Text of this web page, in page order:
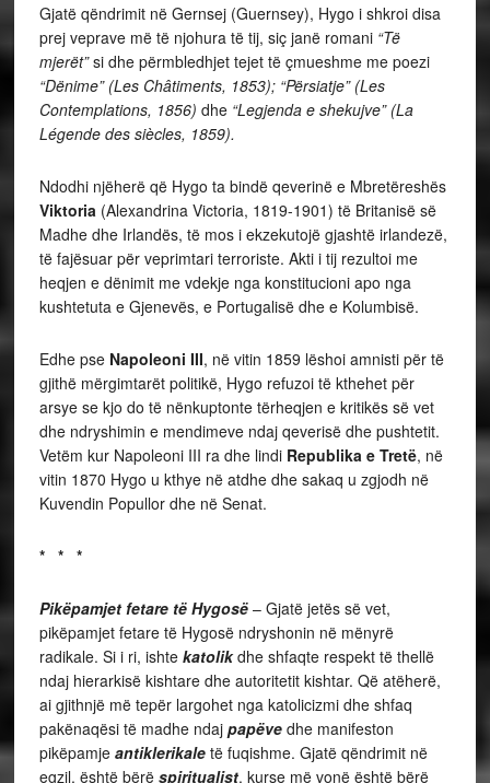
Gjatë qëndrimit në Gernsej (Guernsey), Hygo i shkroi disa
prej veprave më të njohura të tij, siç janë romani “Të
mjerët”si dhe përmbledhjet tejet të çmueshme me poezi
“Dënime” (Les Châtiments, 1853); “Përsiatje” (Les
Contemplations, 1856) dhe “Legjenda e shekujve” (La
Légende des siècles, 1859).
Ndodhi njëherë që Hygo ta bindë qeverinë e Mbretëreshës
Viktoria (Alexandrina Victoria, 1819-1901) të Britanisë së
Madhe dhe Irlandës, të mos i ekzekutojë gjashtë irlandezë,
të fajësuar për veprimtari terroriste. Akti i tij rezultoi me
heqjen e dënimit me vdekje nga konstitucioni apo nga
kushtetuta e Gjenevës, e Portugalisë dhe e Kolumbisë.
Edhe pse Napoleoni III, në vitin 1859 lëshoi amnisti për të
gjithë mërgimtarët politikë, Hygo refuzoi të kthehet për
arsye se kjo do të nënkuptonte tërheqjen e kritikës së vet
dhe ndryshimin e mendimeve ndaj qeverisë dhe pushtetit.
Vetëm kur Napoleoni III ra dhe lindi Republika e Tretë, në
vitin 1870 Hygo u kthye në atdhe dhe sakaq u zgjodh në
Kuvendin Popullor dhe në Senat.
* * *
Pikëpamjet fetare të Hygosë – Gjatë jetës së vet,
pikëpamjet fetare të Hygosë ndryshonin në mënyrë
radikale. Si i ri, ishte katolikdhe shfaqte respekt të thellë
ndaj hierarkisë kishtare dhe autoritetit kishtar. Që atëherë,
ai gjithnjë më tepër largohet nga katolicizmi dhe shfaq
pakënaqësi të madhe ndaj papëvedhe manifeston
pikëpamje antiklerikaletë fuqishme. Gjatë qëndrimit në
egzil, është bërë spiritualist, kurse më vonë është bërë